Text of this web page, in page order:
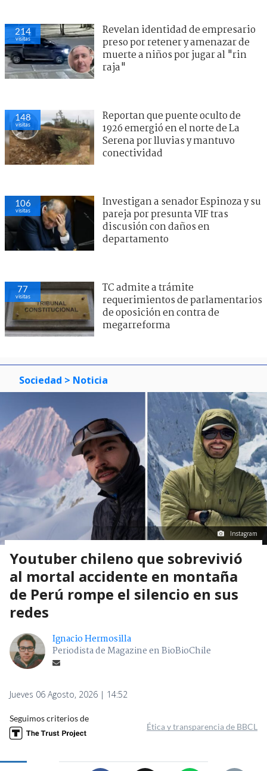
214
visitas
Revelan identidad de empresario
preso por retener y amenazar de
muerte a niños por jugar al "rin
raja"
148
visitas
Reportan que puente oculto de
1926 emergió en el norte de La
Serena por lluvias y mantuvo
conectividad
106
visitas
Investigan a senador Espinoza y su
pareja por presunta VIF tras
discusión con daños en
departamento
77
visitas
TC admite a trámite
requerimientos de parlamentarios
de oposición en contra de
megarreforma
Sociedad > Noticia
Instagram
Youtuber chileno que sobrevivió
al mortal accidente en montaña
de Perú rompe el silencio en sus
redes
Ignacio Hermosilla
Periodista de Magazine en BioBioChile
Jueves 06 Agosto, 2026 | 14:52
Seguimos criterios de
Ética y transparencia de BBCL